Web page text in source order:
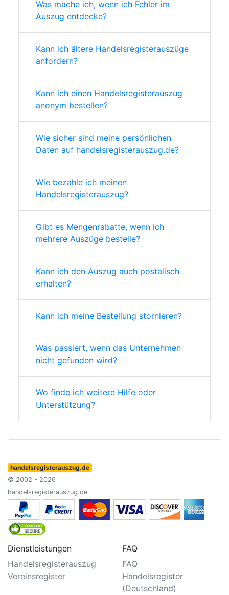
Was mache ich, wenn ich Fehler im
Auszug entdecke?
Kann ich ältere Handelsregisterauszüge
anfordern?
Kann ich einen Handelsregisterauszug
anonym bestellen?
Wie sicher sind meine persönlichen
Daten auf handelsregisterauszug.de?
Wie bezahle ich meinen
Handelsregisterauszug?
Gibt es Mengenrabatte, wenn ich
mehrere Auszüge bestelle?
Kann ich den Auszug auch postalisch
erhalten?
Kann ich meine Bestellung stornieren?
Was passiert, wenn das Unternehmen
nicht gefunden wird?
Wo finde ich weitere Hilfe oder
Unterstützung?
handelsregisterauszug.de
© 2002 - 2026
handelsregisterauszug.de
Dienstleistungen
Handelsregisterauszug
Vereinsregister
FAQ
FAQ
Handelsregister
(Deutschland)